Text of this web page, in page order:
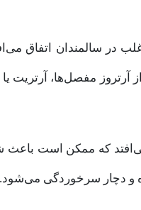
آرتروز مفصل‌ها، آرتریت یا
که ممکن است باعث
و دچار سرخوردگی می‌شود.